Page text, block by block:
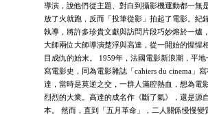
導演，說他們從主題、對白到攝影機運動都一無
放了火就跑，反而「投筆從影」拍起了電影。紀
執導，將許多珍貴文獻與訪問片段巧妙熔於一爐
大師兩位大師導演楚浮與高達，從一開始的惺惺
目成仇的始末。 1959年，法國電影新浪潮，平地
寫電影史，同為電影雜誌「cahiers du cinema」
達，當時是莫逆之交，一群人滿腔熱血，想為電
烈烈的大業。高達的成名作《斷了氣》，還是源
本。 然而，直到「五月革命」，二人關係慢慢變